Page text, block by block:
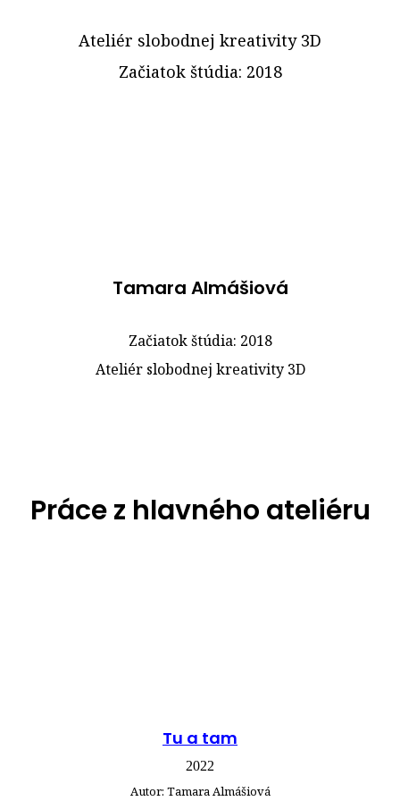
Ateliér slobodnej kreativity 3D
Začiatok štúdia: 2018
Tamara Almášiová
Začiatok štúdia: 2018
Ateliér slobodnej kreativity 3D
Práce z hlavného ateliéru
Tu a tam
2022
Autor: Tamara Almášiová